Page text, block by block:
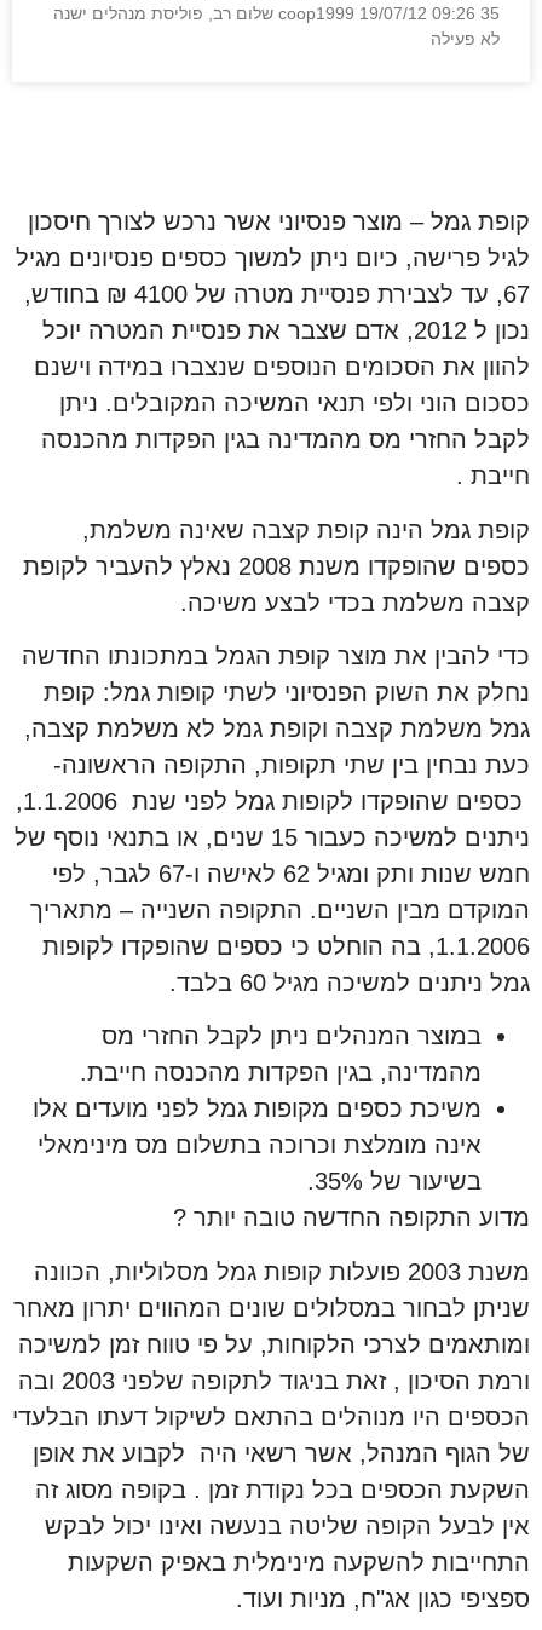
coop1999 19/07/12 09:26 35 שלום רב, פוליסת מנהלים ישנה
לא פעילה
קופת גמל – מוצר פנסיוני אשר נרכש לצורך חיסכון
לגיל פרישה, כיום ניתן למשוך כספים פנסיונים מגיל
67, עד לצבירת פנסיית מטרה של 4100 ₪ בחודש,
נכון ל 2012, אדם שצבר את פנסיית המטרה יוכל
להוון את הסכומים הנוספים שנצברו במידה וישנם
כסכום הוני ולפי תנאי המשיכה המקובלים. ניתן
לקבל החזרי מס מהמדינה בגין הפקדות מהכנסה
חייבת .
קופת גמל הינה קופת קצבה שאינה משלמת,
כספים שהופקדו משנת 2008 נאלץ להעביר לקופת
קצבה משלמת בכדי לבצע משיכה.
כדי להבין את מוצר קופת הגמל במתכונתו החדשה
נחלק את השוק הפנסיוני לשתי קופות גמל: קופת
גמל משלמת קצבה וקופת גמל לא משלמת קצבה,
כעת נבחין בין שתי תקופות, התקופה הראשונה-
כספים שהופקדו לקופות גמל לפני שנת 1.1.2006,
ניתנים למשיכה כעבור 15 שנים, או בתנאי נוסף של
חמש שנות ותק ומגיל 62 לאישה ו-67 לגבר, לפי
המוקדם מבין השניים. התקופה השנייה – מתאריך
1.1.2006, בה הוחלט כי כספים שהופקדו לקופות
גמל ניתנים למשיכה מגיל 60 בלבד.
במוצר המנהלים ניתן לקבל החזרי מס
מהמדינה, בגין הפקדות מהכנסה חייבת.
משיכת כספים מקופות גמל לפני מועדים אלו
אינה מומלצת וכרוכה בתשלום מס מינימאלי
בשיעור של 35%.
מדוע התקופה החדשה טובה יותר ?
משנת 2003 פועלות קופות גמל מסלוליות, הכוונה
שניתן לבחור במסלולים שונים המהווים יתרון מאחר
ומותאמים לצרכי הלקוחות, על פי טווח זמן למשיכה
ורמת הסיכון , זאת בניגוד לתקופה שלפני 2003 ובה
הכספים היו מנוהלים בהתאם לשיקול דעתו הבלעדי
של הגוף המנהל, אשר רשאי היה לקבוע את אופן
השקעת הכספים בכל נקודת זמן . בקופה מסוג זה
אין לבעל הקופה שליטה בנעשה ואינו יכול לבקש
התחייבות להשקעה מינימלית באפיק השקעות
ספציפי כגון אג"ח, מניות ועוד.